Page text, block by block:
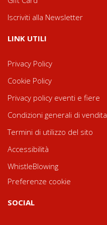
Iscriviti alla Newsletter
LINK UTILI
Privacy Policy
Cookie Policy
Privacy policy eventi e fiere
Condizioni generali di vendita
Termini di utilizzo del sito
Accessibilità
WhistleBlowing
Preferenze cookie
SOCIAL